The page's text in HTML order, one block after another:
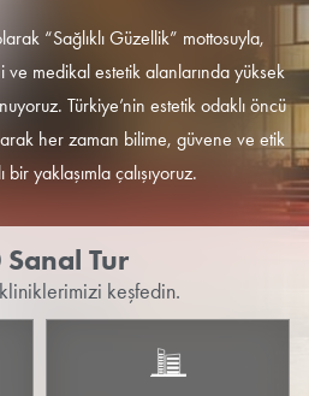
“Sağlıklı Güzellik” mottosuyla,
medikal estetik alanlarında yüksek
Türkiye’nin estetik odaklı öncü
her zaman bilime, güvene ve etik
yaklaşımla çalışıyoruz.
Tur
keşfedin.